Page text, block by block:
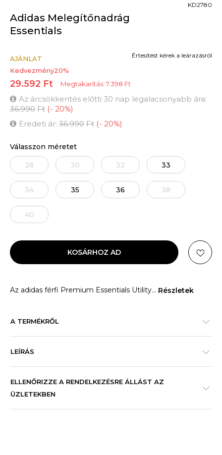
Adidas Melegítőnadrág
Essentials
KD2780
AJÁNLAT
Kedvezmény20%
29.592 Ft Megtakarítás: 7.398 Ft
Az árcsökkentés előtti 30 nap legalacsonyabb ára:
36.990 Ft (- 20%)
Eredeti ár: 36.990 Ft (- 20%)
Értesítést kérek a leárazásról
Válasszon méretet
28 30 32 33
34 35 36 38
40
KOSÁRHOZ AD
Az adidas férfi Premium Essentials Utility... Részletek
A TERMÉKRŐL
LEÍRÁS
ELLENŐRIZZE A RENDELKEZÉSRE ÁLLÁST AZ
ÜZLETEKBEN